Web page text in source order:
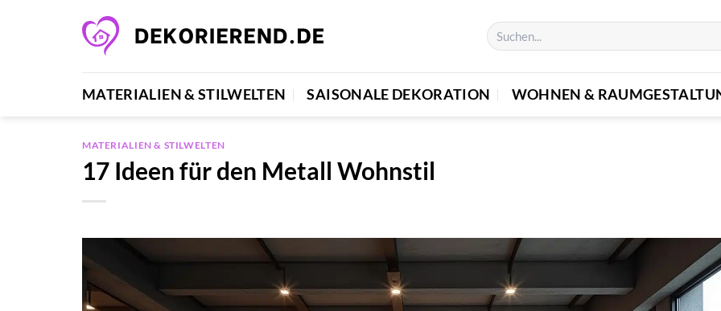
MATERIALIEN & STILWELTEN SAISONALE DEKORATION WOHNEN &
MATERIALIEN & STILWELTEN
17 Ideen für den Metall Wohnstil